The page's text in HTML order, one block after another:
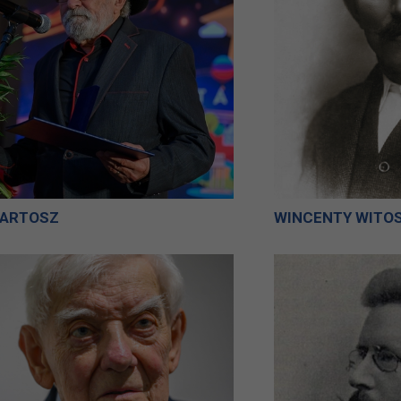
WINCENTY